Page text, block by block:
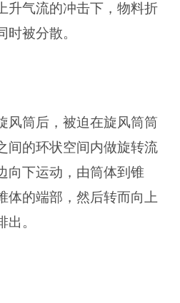
升气流的冲击下，物料折
被分散。
风筒后，被迫在旋风筒筒
间的环状空间内做旋转流
向下运动，由筒体到锥
体的端部，然后转而向上
。